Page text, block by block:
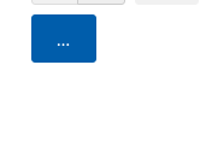
Agregar